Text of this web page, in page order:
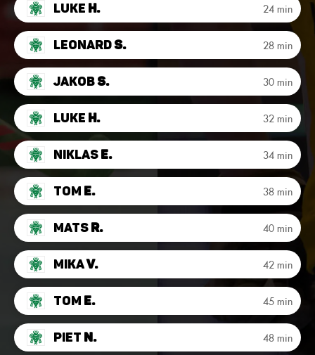
Luke H. 24 min
LeonardS. 28 min
JakobS. 30 min
Luke H. 32 min
NiklasE. 34 min
Tom E. 38 min
MatsR. 40 min
MikaV. 42 min
Tom E. 45 min
Piet N. 48 min